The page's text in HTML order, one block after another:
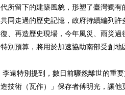
代所留下的建築風貌，形塑了臺灣獨
共同走過的歷史記憶，政府持續編列
復、再造歷史現場，今年風災、雨災過
特別預算，將用於加速協助南部受創地
李遠特別提到，數日前驟然離世的重
造技術（瓦作）」保存者傅明光，讓